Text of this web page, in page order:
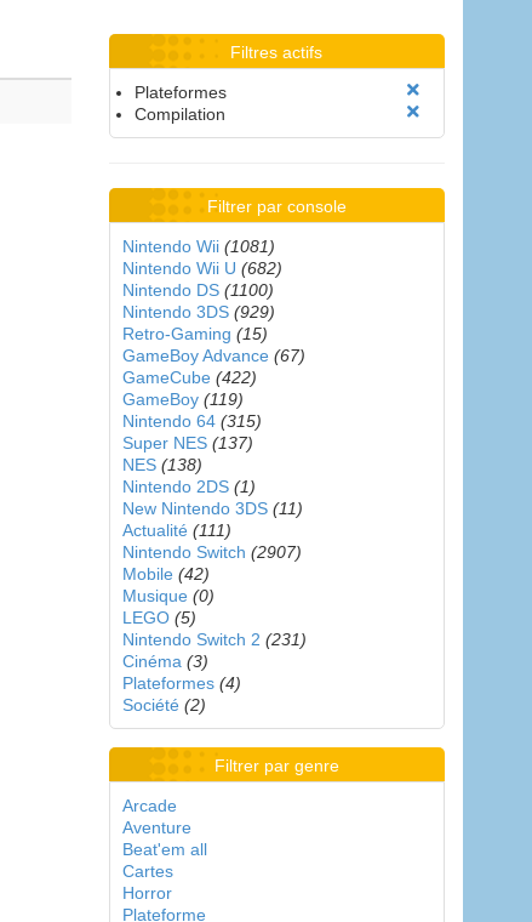
Filtres actifs
Plateformes
Compilation
Filtrer par console
Nintendo Wii (1081)
Nintendo Wii U (682)
Nintendo DS (1100)
Nintendo 3DS (929)
Retro-Gaming (15)
GameBoy Advance (67)
GameCube (422)
GameBoy (119)
Nintendo 64 (315)
Super NES (137)
NES (138)
Nintendo 2DS (1)
New Nintendo 3DS (11)
Actualité (111)
Nintendo Switch (2907)
Mobile (42)
Musique (0)
LEGO (5)
Nintendo Switch 2 (231)
Cinéma (3)
Plateformes (4)
Société (2)
Filtrer par genre
Arcade
Aventure
Beat'em all
Cartes
Horror
Plateforme